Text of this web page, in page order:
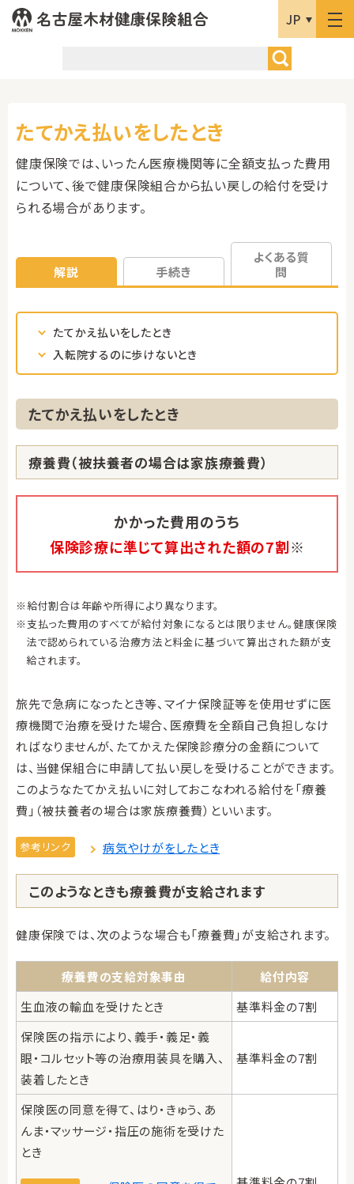
JP
たてかえ払いをしたとき
健康保険では、いったん医療機関等に全額支払った費用
について、後で健康保険組合から払い戻しの給付を受け
られる場合があります。
解説 手続き
よくある質
問
たてかえ払いをしたとき
入転院するのに歩けないとき
たてかえ払いをしたとき
療養費（被扶養者の場合は家族療養費）
かかった費用のうち
保険診療に準じて算出された額の7割※
※給付割合は年齢や所得により異なります。
※支払った費用のすべてが給付対象になるとは限りません。健康保険
法で認められている治療方法と料金に基づいて算出された額が支
給されます。
旅先で急病になったとき等、マイナ保険証等を使用せずに医
療機関で治療を受けた場合、医療費を全額自己負担しなけ
ればなりませんが、たてかえた保険診療分の金額について
は、当健保組合に申請して払い戻しを受けることができます。
このようなたてかえ払いに対しておこなわれる給付を「療養
費」（被扶養者の場合は家族療養費）といいます。
参考リンク 病気やけがをしたとき
このようなときも療養費が支給されます
健康保険では、次のような場合も「療養費」が支給されます。
療養費の支給対象事由
給付内容
生血液の輸血を受けたとき
基準料金の7割
保険医の指示により、義手・義足・義
眼・コルセット等の治療用装具を購入、
装着したとき
基準料金の7割
保険医の同意を得て、はり・きゅう、あ
んま・マッサージ・指圧の施術を受けた
とき